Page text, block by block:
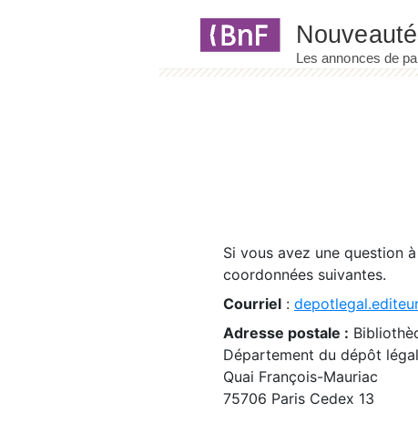
Si vous avez une question
coordonnées suivantes.
Courriel :
Adresse postale :
Département du dépôt
Quai François-Mauriac
75706 Paris Cedex 13